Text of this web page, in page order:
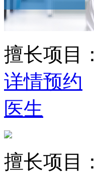
擅长项目：
详情预约
医生
擅长项目：